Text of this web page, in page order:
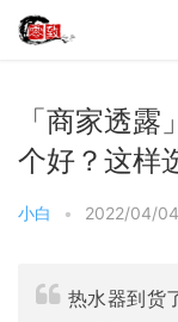
「商家透
个好？这样
小白 • 2022/04/
热水器到货